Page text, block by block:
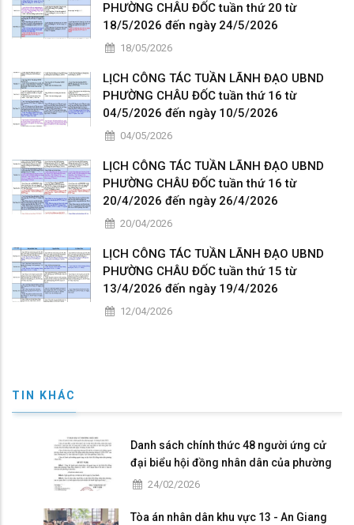
PHƯỜNG CHÂU ĐỐC tuần thứ 20 từ
18/5/2026 đến ngày 24/5/2026
18/05/2026
LỊCH CÔNG TÁC TUẦN LÃNH ĐẠO UBND
PHƯỜNG CHÂU ĐỐC tuần thứ 16 từ
04/5/2026 đến ngày 10/5/2026
04/05/2026
LỊCH CÔNG TÁC TUẦN LÃNH ĐẠO UBND
PHƯỜNG CHÂU ĐỐC tuần thứ 16 từ
20/4/2026 đến ngày 26/4/2026
20/04/2026
LỊCH CÔNG TÁC TUẦN LÃNH ĐẠO UBND
PHƯỜNG CHÂU ĐỐC tuần thứ 15 từ
13/4/2026 đến ngày 19/4/2026
12/04/2026
TIN KHÁC
Danh sách chính thức 48 người ứng cử
đại biểu hội đồng nhân dân của phường
Châu Đốc nhiệm kỳ 2026 - 2031
24/02/2026
Tòa án nhân dân khu vực 13 - An Giang